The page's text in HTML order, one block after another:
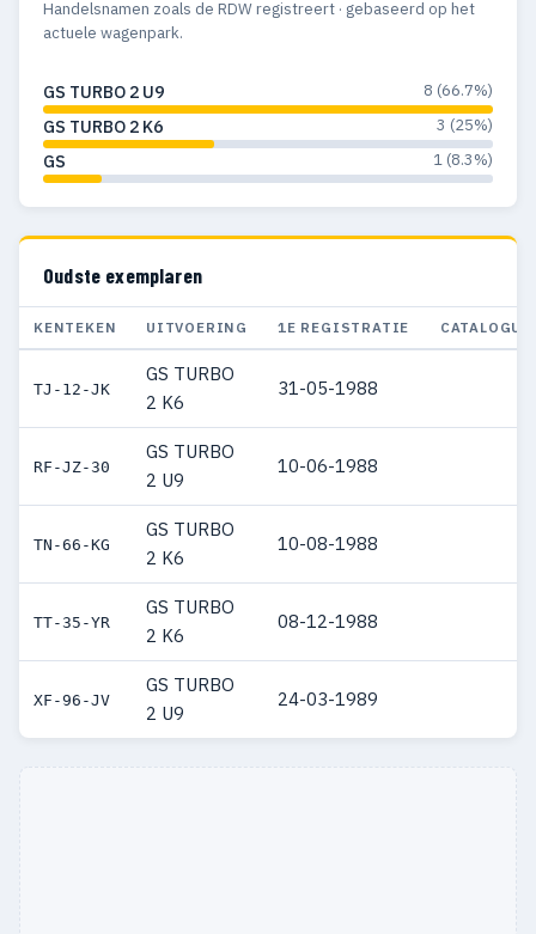
Handelsnamen zoals de RDW registreert · gebaseerd op het
actuele wagenpark.
GS TURBO 2 U9 8 (66.7%)
GS TURBO 2 K6 3 (25%)
GS 1 (8.3%)
Oudste exemplaren
KENTEKEN UITVOERING 1E REGISTRATIE
TJ-12-JK
GS TURBO
2 K6
31-05-1988
RF-JZ-30
GS TURBO
2 U9
10-06-1988
TN-66-KG
GS TURBO
2 K6
10-08-1988
TT-35-YR
GS TURBO
2 K6
08-12-1988
XF-96-JV
GS TURBO
2 U9
24-03-1989